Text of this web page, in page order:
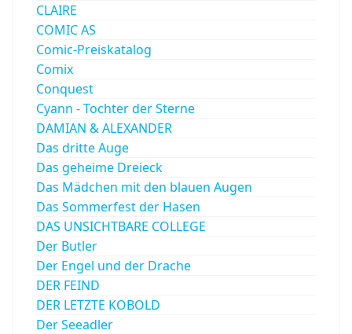
CLAIRE
COMIC AS
Comic-Preiskatalog
Comix
Conquest
Cyann - Tochter der Sterne
DAMIAN & ALEXANDER
Das dritte Auge
Das geheime Dreieck
Das Mädchen mit den blauen Augen
Das Sommerfest der Hasen
DAS UNSICHTBARE COLLEGE
Der Butler
Der Engel und der Drache
DER FEIND
DER LETZTE KOBOLD
Der Seeadler